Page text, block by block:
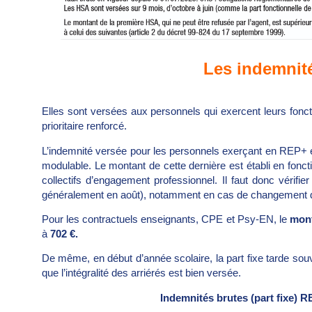
Les
Elles sont versées aux personnels qui exercent leurs
prioritaire renforcé.
L’indemnité versée pour les personnels exerçant en
modulable. Le montant de cette dernière est établi en
collectifs d’engagement professionnel. Il faut donc
généralement en août), notamment en cas de
Pour les contractuels enseignants, CPE et Psy-EN, le
à 702 €.
De même, en début d’année scolaire, la part fixe tarde
que l’intégralité des arriérés est bien versée.
Indemnités brutes (part fixe)